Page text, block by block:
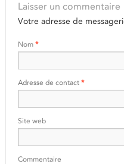
Laisser un commentaire
Votre adresse de
Nom *
Adresse de contact *
Site web
Commentaire